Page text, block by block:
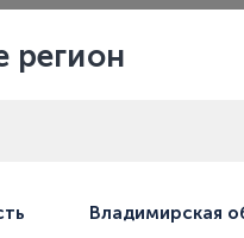
регион
Владимирская